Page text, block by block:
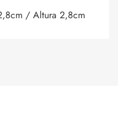
/ Altura 2,8cm